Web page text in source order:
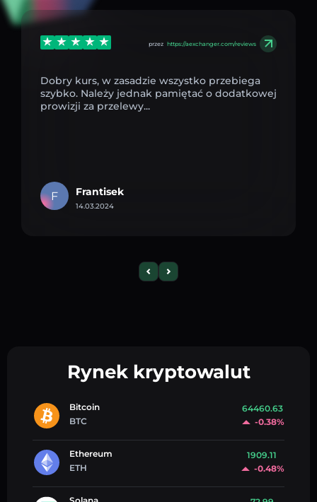
przez https://aexchanger.com/reviews
Dobry kurs, w zasadzie wszystko przebiega
szybko. Należy jednak pamiętać o dodatkowej
prowizji za przelewy...
F Frantisek
14.03.2024
Rynek kryptowalut
Bitcoin
BTC
64460.63
-0.38%
Ethereum
ETH
1909.11
-0.48%